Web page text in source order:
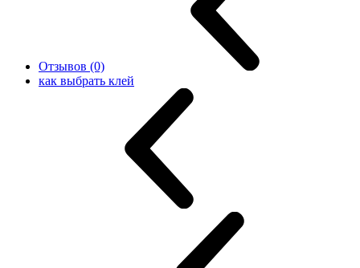
Отзывов (0)
как выбрать клей